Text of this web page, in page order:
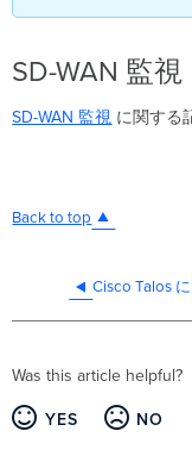
SD-WAN 監視
SD-WAN 監視 に関する
Back to top
Was this article helpful?
YES NO